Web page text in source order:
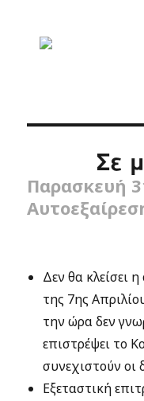
Σε
Παρασκευή
Δεν θα κλείσει
της 7ης
την ώρα δεν
επιστρέψει το
συνεχιστούν οι
Εξεταστική